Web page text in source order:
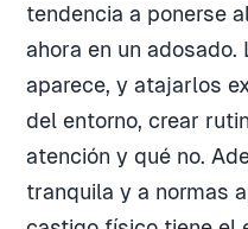
tendencia a ponerse
ahora en un
aparece, y atajarlos
del entorno, crear
atención y qué no.
tranquila y a normas